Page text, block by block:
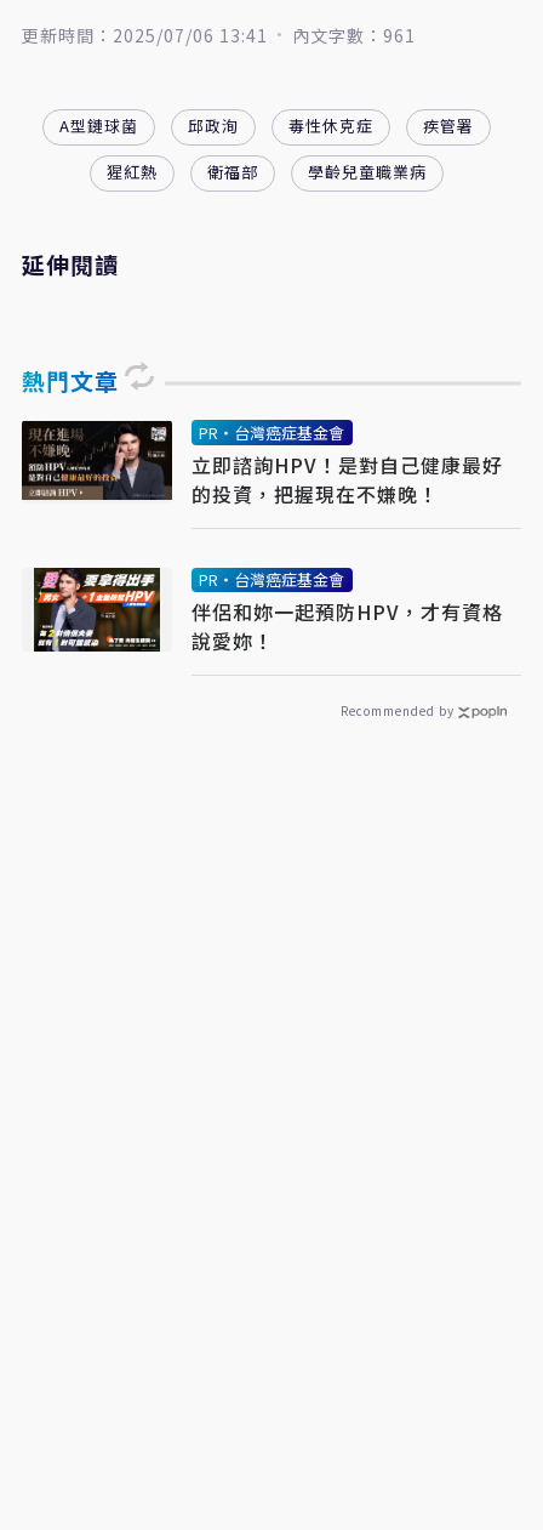
更新時間：2025/07/06 13:41 內文字數：961
A型鏈球菌 邱政洵 毒性休克症
疾管署
猩紅熱
衛福部 學齡兒童職業病
延伸閱讀
熱門文章
PR・台灣癌症基金會
立即諮詢HPV！是對自己健康最好
的投資，把握現在不嫌晚！
PR・台灣癌症基金會
伴侶和妳一起預防HPV，才有資格
說愛妳！
Recommended by